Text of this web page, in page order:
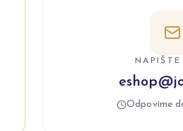
NAPIŠTE
Odpovíme